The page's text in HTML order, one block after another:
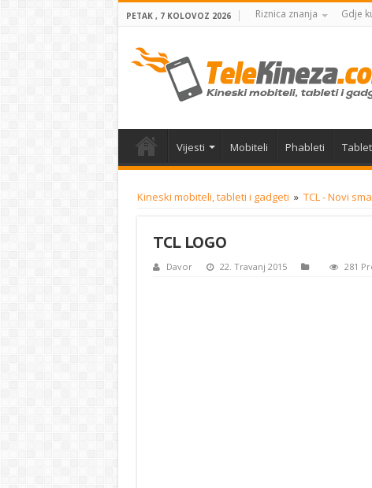
PETAK , 7 KOLOVOZ 2026 Riznica znanja Gdje
Vijesti Mobiteli Phableti
Kineski mobiteli, tableti i gadgeti » TCL - Novi
TCL LOGO
Davor 22. Travanj 2015 281